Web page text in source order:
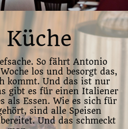
Küche
So fährt Antonio
los und besorgt das,
kommt. Und das ist nur
gibt es für einen Italiener
als Essen. Wie es sich für
sind alle Speisen
Und das schmeckt